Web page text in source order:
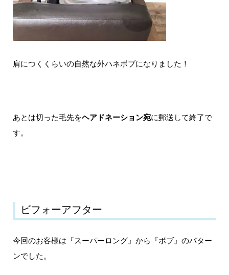
肩につくくらいの自然な外ハネボブになりました！
あとは切った毛先をヘアドネーション宛に郵送して終了で
す。
ビフォーアフター
今回のお客様は『スーパーロング』から『ボブ』のパター
ンでした。